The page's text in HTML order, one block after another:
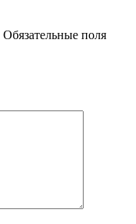
Обязательные поля